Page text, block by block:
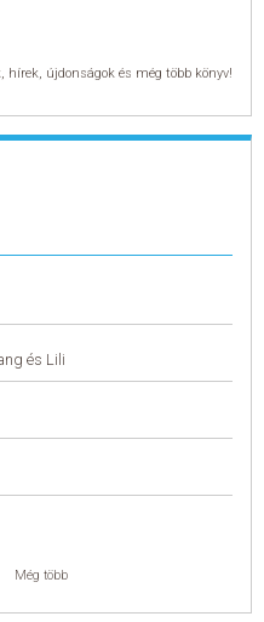
hírek, újdonságok és még több könyv!
és Lili
Még több